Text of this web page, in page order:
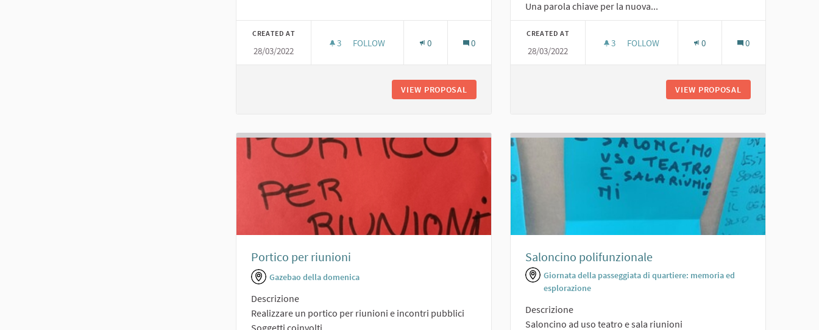
CREATED AT
28/03/2022
3 3 FOLLOWERS
FOLLOW
AREA AGGREGAZIONE/EVENTI CON TEATRO ESTIVO
0 0
VIEW PROPOSAL
Una parola chiave per la nuova...
CREATED AT
28/03/2022
3 3 FOLLOWERS
FOLLOW 0 0
VIEW PROPOSAL
Portico per riunioni
Gazebao della domenica
Descrizione
Realizzare un portico per riunioni e incontri pubblici
Saloncino polifunzionale
Giornata della passeggiata di quartiere: memoria ed
esplorazione
Descrizione
Saloncino ad uso teatro e sala riunioni